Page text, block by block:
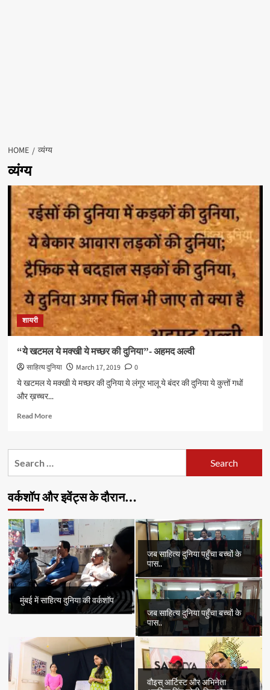
HOME व्यंग्य
व्यंग्य
शायरी
“ये खटमल ये मक्खी ये मच्छर की दुनिया”- अहमद अल्वी
साहित्य दुनिया March 17, 2019
0
ये खटमल ये मक्खी ये मच्छर की दुनिया ये लंगूर भालू ये बंदर की दुनिया ये कुत्तों गधों
और ख़च्चर...
Read MoreRead
“ये
ये
मच्छर
की
दुनिया”-
अहमद
अल्वी
वर्कशॉप और इवेंट्स के दौरान…
मुंबई में साहित्य दुनिया की वर्कशॉप
जब साहित्य दुनिया पहुँचा बच्चों के
पास..
जब साहित्य दुनिया पहुँचा बच्चों के
पास..
वौइस् आर्टिस्ट और अभिनेता